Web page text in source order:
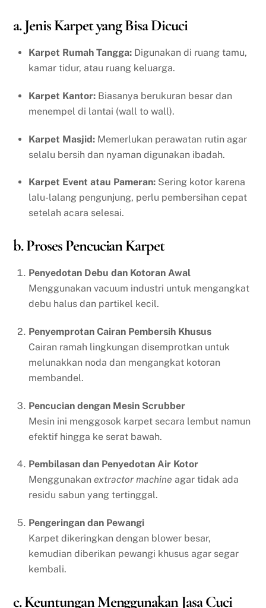
a. Jenis Karpet yang Bisa Dicuci
Karpet Rumah Tangga: Digunakan di ruang tamu,
kamar tidur, atau ruang keluarga.
Karpet Kantor: Biasanya berukuran besar dan
menempel di lantai (wall to wall).
Karpet Masjid: Memerlukan perawatan rutin agar
selalu bersih dan nyaman digunakan ibadah.
Karpet Event atau Pameran: Sering kotor karena
lalu-lalang pengunjung, perlu pembersihan cepat
setelah acara selesai.
b. Proses Pencucian Karpet
Penyedotan Debu dan Kotoran Awal
Menggunakan vacuum industri untuk mengangkat
debu halus dan partikel kecil.
Penyemprotan Cairan Pembersih Khusus
Cairan ramah lingkungan disemprotkan untuk
melunakkan noda dan mengangkat kotoran
membandel.
Pencucian dengan Mesin Scrubber
Mesin ini menggosok karpet secara lembut namun
efektif hingga ke serat bawah.
Pembilasan dan Penyedotan Air Kotor
Menggunakan extractor machine agar tidak ada
residu sabun yang tertinggal.
Pengeringan dan Pewangi
Karpet dikeringkan dengan blower besar,
kemudian diberikan pewangi khusus agar segar
kembali.
c. Keuntungan Menggunakan Jasa Cuci